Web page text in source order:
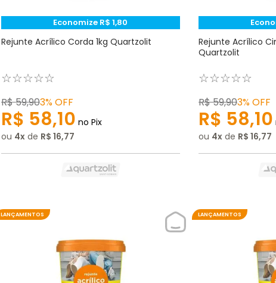
Economize R$ 1,80
Rejunte Acrílico Corda 1kg Quartzolit
☆☆☆☆☆
R$59,903%OFF
R$ 58,10 no Pix
ou 4 de R$ 16,77
Rejunte Acrílico
Quartzolit
☆☆☆☆☆
R$59,903%OFF
R$ 58,10
ou 4 de R$ 16,77
LANÇAMENTOS LANÇAMENTOS